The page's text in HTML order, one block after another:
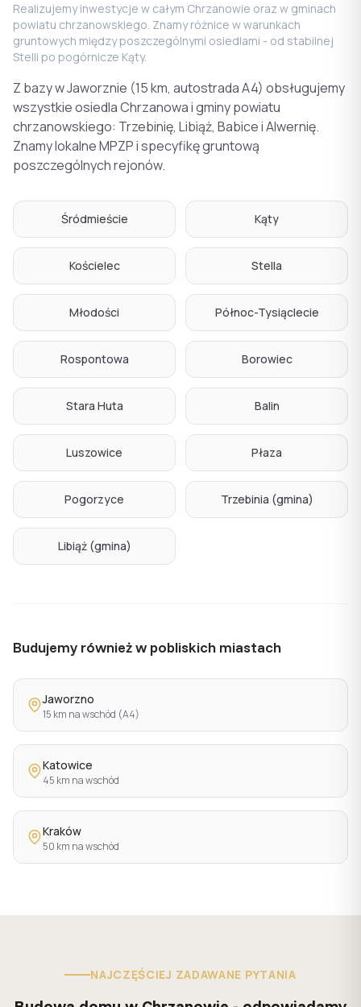
Realizujemy inwestycje w całym Chrzanowie oraz w gminach
powiatu chrzanowskiego. Znamy różnice w warunkach
gruntowych między poszczególnymi osiedlami - od stabilnej
Stelli po pogórnicze Kąty.
Z bazy w Jaworznie (15 km, autostrada A4) obsługujemy
wszystkie osiedla Chrzanowa i gminy powiatu
chrzanowskiego: Trzebinię, Libiąż, Babice i Alwernię.
Znamy lokalne MPZP i specyfikę gruntową
poszczególnych rejonów.
Śródmieście Kąty
Kościelec Stella
Młodości Północ-Tysiąclecie
Rospontowa Borowiec
Stara Huta Balin
Luszowice Płaza
Pogorzyce Trzebinia (gmina)
Libiąż (gmina)
Budujemy również w pobliskich miastach
Jaworzno
15 km na wschód (A4)
Katowice
45 km na wschód
Kraków
50 km na wschód
NAJCZĘŚCIEJ ZADAWANE PYTANIA